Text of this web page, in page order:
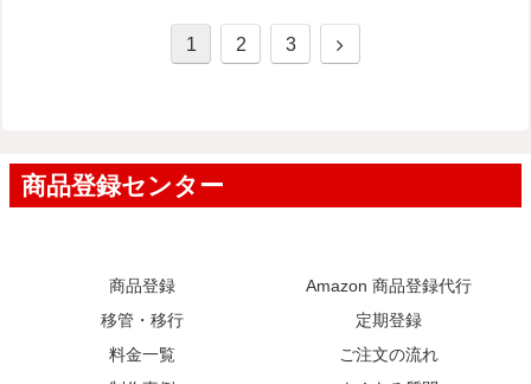
1 2 3
次
商品登録
Amazon 商品登録代行
移管・移行
定期登録
料金一覧
ご注文の流れ